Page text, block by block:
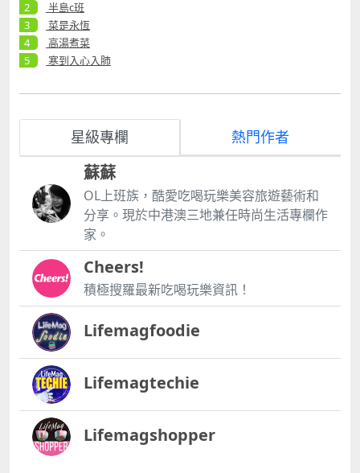
半島c班
菜是永恆
高湯煮菜
寒到入心入肺
星級專欄 熱門作者
蘇蘇
OL上班族，酷愛吃喝玩樂美容旅遊藝術和
分享。現於中港澳三地兼任時尚生活專欄作
家。
Cheers!
積極搜羅最新吃喝玩樂資訊！
Lifemagfoodie
Lifemagtechie
Lifemagshopper